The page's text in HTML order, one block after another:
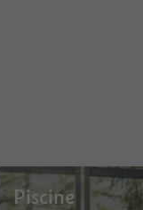
Piscine